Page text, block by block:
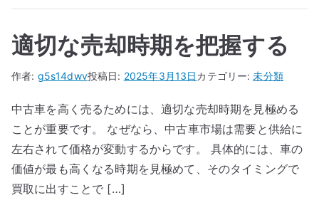
適切な売却時期を把握する
作者: g5s14dwv投稿日: 2025年3月13日カテゴリー:未分類
中古車を高く売るためには、適切な売却時期を見極める
ことが重要です。 なぜなら、中古車市場は需要と供給に
左右されて価格が変動するからです。 具体的には、車の
価値が最も高くなる時期を見極めて、そのタイミングで
買取に出すことで […]